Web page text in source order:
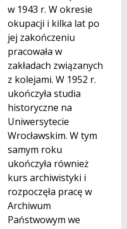
w 1943 r. W okresie
okupacji i kilka lat po
jej zakończeniu
pracowała w
zakładach związanych
z kolejami. W 1952 r.
ukończyła studia
historyczne na
Uniwersytecie
Wrocławskim. W tym
samym roku
ukończyła również
kurs archiwistyki i
rozpoczęła pracę w
Archiwum
Państwowym we